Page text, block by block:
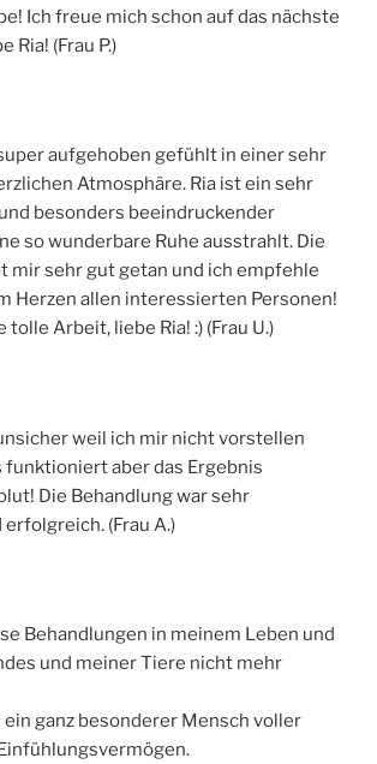
Ich freue mich schon auf das nächste
Ria! (Frau P.)
aufgehoben gefühlt in einer sehr
Atmosphäre. Ria ist ein sehr
besonders beeindruckender
so wunderbare Ruhe ausstrahlt. Die
mir sehr gut getan und ich empfehle
Herzen allen interessierten Personen!
tolle Arbeit, liebe Ria! :) (Frau U.)
weil ich mir nicht vorstellen
funktioniert aber das Ergebnis
Die Behandlung war sehr
(Frau A.)
Behandlungen in meinem Leben und
und meiner Tiere nicht mehr
ein ganz besonderer Mensch voller